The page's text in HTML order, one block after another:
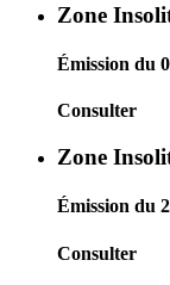
Zone
Émission du
Consulter
Zone
Émission du
Consulter